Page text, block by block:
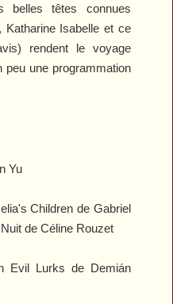
belles têtes connues
Katharine Isabelle et ce
rendent le voyage
peu une programmation
Yu
Children de Gabriel
de Céline Rouzet
Evil Lurks de Demián